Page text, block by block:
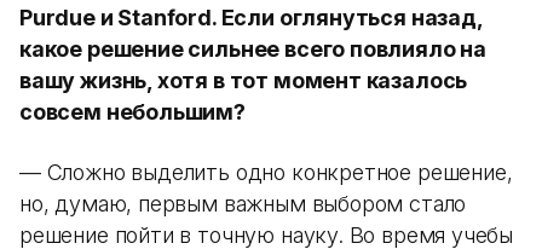
Purdue и Stanford. Если оглянуться назад,
какое решение сильнее всего повлияло на
вашу жизнь, хотя в тот момент казалось
совсем небольшим?
— Сложно выделить одно конкретное решение,
но, думаю, первым важным выбором стало
решение пойти в точную науку. Во время учебы